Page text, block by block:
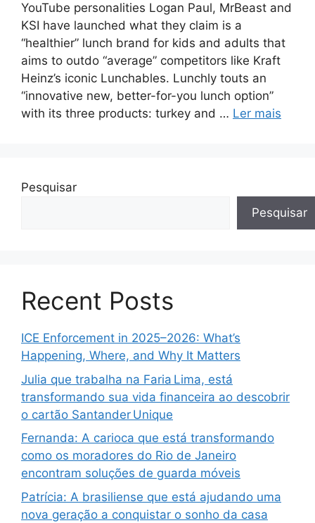
YouTube personalities Logan Paul, MrBeast and
KSI have launched what they claim is a
“healthier” lunch brand for kids and adults that
aims to outdo “average” competitors like Kraft
Heinz’s iconic Lunchables. Lunchly touts an
“innovative new, better-for-you lunch option”
with its three products: turkey and … Ler mais
Pesquisar
Pesquisar
Recent Posts
ICE Enforcement in 2025–2026: What’s
Happening, Where, and Why It Matters
Julia que trabalha na Faria Lima, está
transformando sua vida financeira ao descobrir
o cartão Santander Unique
Fernanda: A carioca que está transformando
como os moradores do Rio de Janeiro
encontram soluções de guarda móveis
Patrícia: A brasiliense que está ajudando uma
nova geração a conquistar o sonho da casa